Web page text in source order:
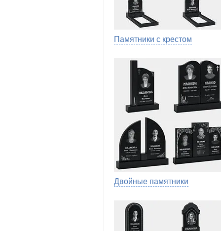
Памятники с крестом
Двойные памятники